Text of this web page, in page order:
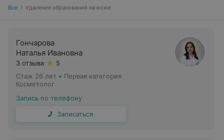
Все / Удаление образований на коже
Гончарова
Наталья Ивановна
3 отзыва
5
Стаж 26 лет • Первая категория
Косметолог
Запись по телефону
Записаться